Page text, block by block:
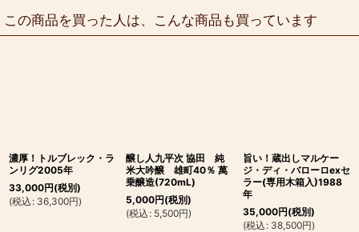
この商品を買った人は、こんな商品も買っています
濃厚！トルブレック・ラ
ンリグ2005年
33,000円(税別)
(税込 : 36,300円)
醸し人九平次 協田 純
米大吟醸 雄町40％ 萬
乗醸造(720mL)
5,000円(税別)
(税込 : 5,500円)
旨い！蔵出しマルケー
ジ・ディ・バローロexセ
ラー(専用木箱入)1988
年
35,000円(税別)
(税込 : 38,500円)